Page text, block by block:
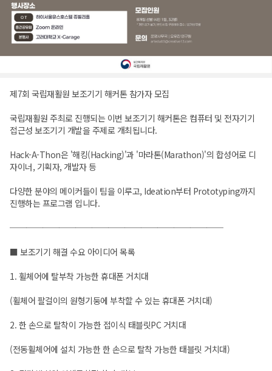
제7회 국립재활원 보조기기 해커톤 참가자 모집
국립재활원 주최로 진행되는 이번 보조기기 해커톤은 컴퓨터 및 전자기기
접근성 보조기기 개발을 주제로 개최됩니다.
Hack-A-Thon은 '해킹(Hacking)'과 '마라톤(Marathon)'의 합성어로 디
자이너, 기획자, 개발자 등
다양한 분야의 메이커들이 팀을 이루고, Ideation부터 Prototyping까지
진행하는 프로그램 입니다.
──────────────────────────
■ 보조기기 해결 수요 아이디어 목록
1. 휠체어에 탈부착 가능한 휴대폰 거치대
(휠체어 팔걸이의 원형기둥에 부착할 수 있는 휴대폰 거치대)
2. 한 손으로 탈착이 가능한 접이식 태블릿PC 거치대
(전동휠체어에 설치 가능한 한 손으로 탈착 가능한 태블릿 거치대)